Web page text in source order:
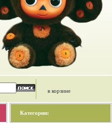
в корзине
Категории: